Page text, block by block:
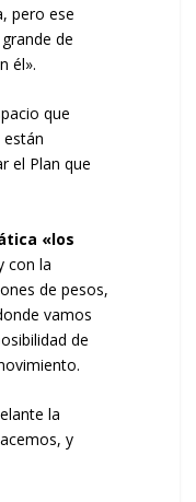
pero ese
de
él».
que
el Plan que
«los
con la
de pesos,
vamos
de
la
y